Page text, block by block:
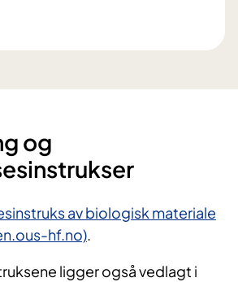
og
av biologisk materiale
hf.no).
ligger også vedlagt i